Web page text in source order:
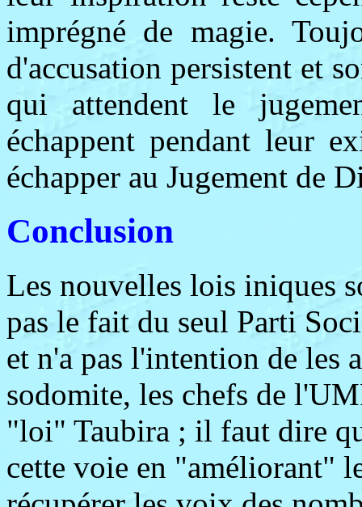
imprégné de magie.
d'accusation persistent et
qui attendent le
échappent pendant leur
échapper au Jugement de
Conclusion
Les nouvelles lois iniques
pas le fait du seul Parti
et n'a pas l'intention de les
sodomite, les chefs de
"loi" Taubira ; il faut dire
cette voie en "améliorant"